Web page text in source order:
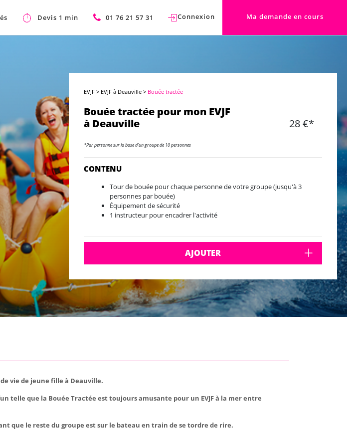
Devis 1 min 01 76 21 57 31 Connexion Ma demande en cours
EVJF > EVJF à Deauville > Bouée tractée
Bouée tractée pour mon EVJF
à Deauville
28 €*
*Par personne sur la base d'un groupe de 10 personnes
CONTENU
Tour de bouée pour chaque personne de votre groupe (jusqu'à 3
personnes par bouée)
Équipement de sécurité
1 instructeur pour encadrer l'activité
AJOUTER
vie de jeune fille à Deauville.
telle que la Bouée Tractée est toujours amusante pour un EVJF à la mer entre
que le reste du groupe est sur le bateau en train de se tordre de rire.